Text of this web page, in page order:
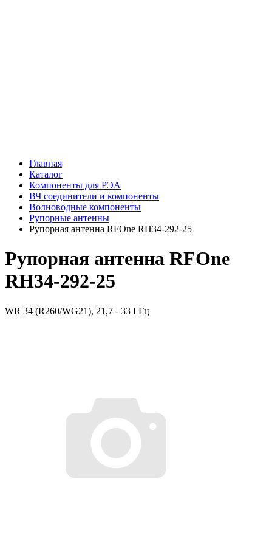
Главная
Каталог
Компоненты для РЭА
ВЧ соединители и компоненты
Волноводные компоненты
Рупорные антенны
Рупорная антенна RFOne RH34-292-25
Рупорная антенна RFOne
RH34-292-25
WR 34 (R260/WG21), 21,7 - 33 ГГц